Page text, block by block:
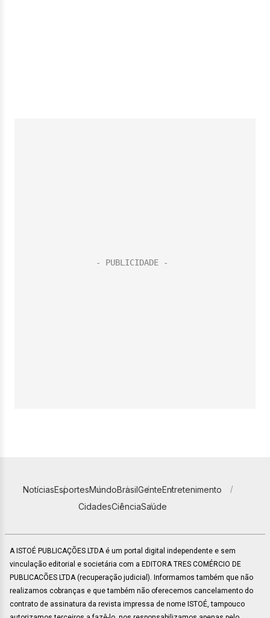
NotíciasEsportesMundoBrasilGenteEntretenimento
CidadesCiênciaSaúde
A ISTOÉ PUBLICAÇÕES LTDA é um portal digital independente e sem
vinculação editorial e societária com a EDITORA TRES COMÉRCIO DE
PUBLICACÕES LTDA (recuperação judicial). Informamos também que não
realizamos cobranças e que também não oferecemos cancelamento do
contrato de assinatura da revista impressa de nome ISTOÉ, tampouco